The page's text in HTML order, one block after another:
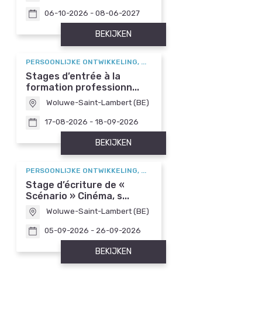
06-10-2026 - 08-06-2027
BEKIJKEN
PERSOONLIJKE ONTWIKKELING, ...
Stages d’entrée à la
formation professionn...
Woluwe-Saint-Lambert (BE)
17-08-2026 - 18-09-2026
BEKIJKEN
PERSOONLIJKE ONTWIKKELING, ...
Stage d’écriture de «
Scénario » Cinéma, s...
Woluwe-Saint-Lambert (BE)
05-09-2026 - 26-09-2026
BEKIJKEN